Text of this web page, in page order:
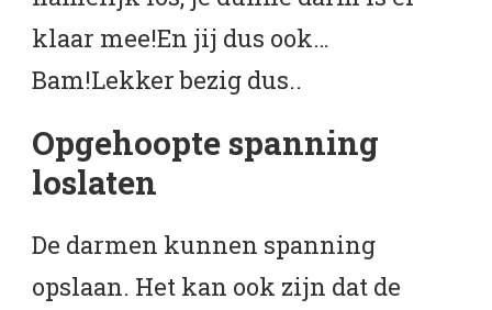
klaar mee!En jij dus ook…
Bam!Lekker bezig dus..
Opgehoopte spanning
loslaten
De darmen kunnen spanning
opslaan. Het kan ook zijn dat de